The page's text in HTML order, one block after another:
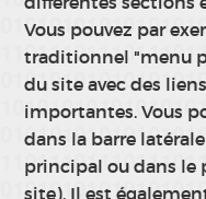
Vous pouvez par
traditionnel "menu
du site avec des
importantes. Vous
dans la barre
principal ou dans le
site). Il est